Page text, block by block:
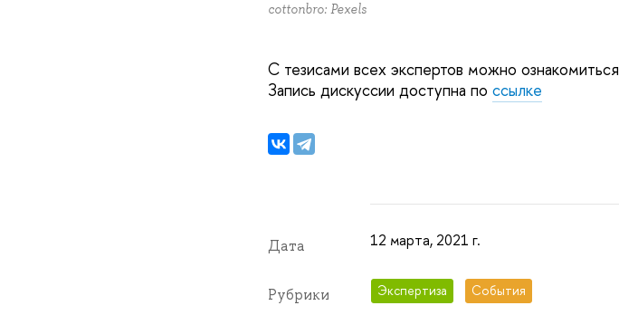
cottonbro: Pexels
С тезисами всех экспертов можно ознакомиться
Запись дискуссии доступна по ссылке
Дата 12 марта, 2021 г.
Рубрики Экспертиза События